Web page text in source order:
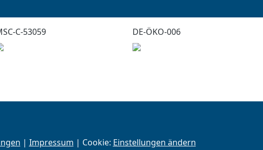
C-53059 DE-ÖKO-006
| Impressum | Cookie: Einstellungen ändern